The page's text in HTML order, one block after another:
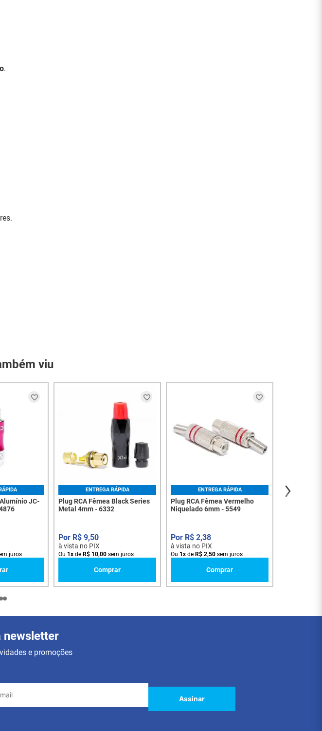
.
viu
JC-
juros
ENTREGA RÁPIDA
Plug RCA Fêmea Black Series
Metal 4mm - 6332
R$ 9,50
à vista no PIX
Ou 1x deR$ 10,00 sem juros
Comprar
ENTREGA RÁPIDA
Plug RCA Fêmea Vermelho
Niquelado 6mm - 5549
R$ 2,38
à vista no PIX
Ou 1x deR$ 2,50 sem juros
Comprar
newsletter
e promoções
Assinar